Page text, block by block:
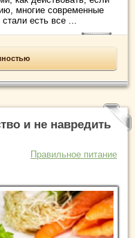
многие современные
есть все ...
и не навредить
Правильное питание